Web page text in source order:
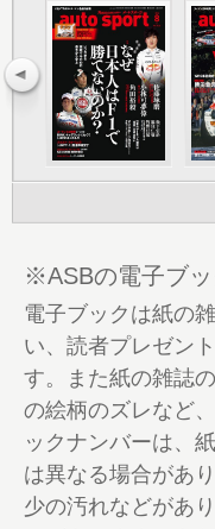
日常の邂逅。
17 目次
18 太田格之進
力。
23 GTカー大
24 ［F1］水面
PUマネジメン
33 オートスポ
う。
34 特集 WRC
ナビゲーション
42 Interview
り越えて。
48 WRC 2024
※ASBの電子ブ
電子ブックは紙の
い、読者プレゼン
す。また紙の雑誌
の絵柄のズレなど
ックナンバーは、
は異なる場合があ
少の汚れなどがあ